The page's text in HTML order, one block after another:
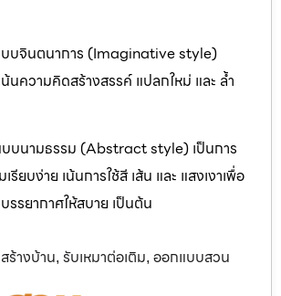
บจินตนาการ (Imaginative style)
นความคิดสร้างสรรค์ แปลกใหม่ และ ล้ำ
บนามธรรม (Abstract style) เป็นการ
ยบง่าย เน้นการใช้สี เส้น และ แสงเงาเพื่อ
รรยากาศให้สบาย เป็นต้น
ร้างบ้าน, รับเหมาต่อเติม, ออกแบบสวน